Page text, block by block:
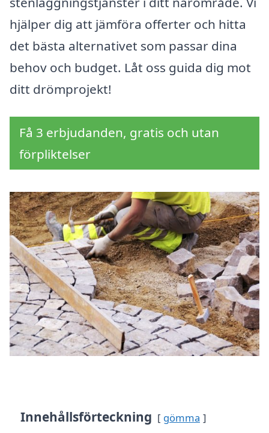
hjälper dig att jämföra offerter och hitta
det bästa alternativet som passar dina
behov och budget. Låt oss guida dig mot
ditt drömprojekt!
Få 3 erbjudanden, gratis och utan
förpliktelser
Innehållsförteckning gömma